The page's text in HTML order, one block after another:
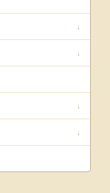
↓
↓
↓
↓